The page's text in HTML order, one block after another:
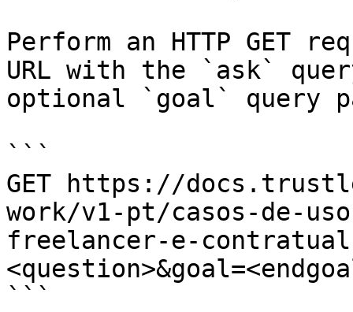
Perform an HTTP GET
URL with the `ask`
optional `goal` query
```
GET https://
work/v1-pt/casos-de-
freelancer-e-contratual-
```